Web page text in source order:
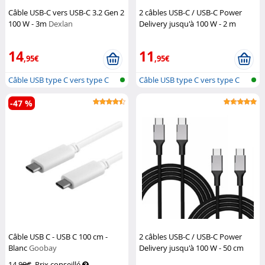
Câble USB-C vers USB-C 3.2 Gen 2
100 W - 3m Dexlan
14,95€
Câble USB type C vers type C
2 câbles USB-C / USB-C Power
Delivery jusqu'à 100 W - 2 m
11,95€
Câble USB type C vers type C
Câble USB C - USB C 100 cm -
BlancGoobay
-47 %
2 câbles USB-C / USB-C Power
Delivery jusqu'à 100 W - 50 cm